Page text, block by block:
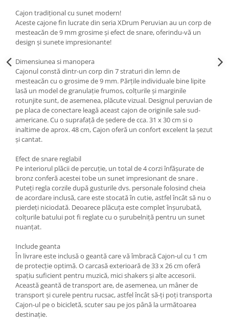
Triole / Melodica
Trompete
Trompete Bb
Trompete C
Trompete de buzunar
Trompete piccolo
Tuba
Instrumente cu coarde
Violoncel
Accesorii violoncel
Violoncel clasic
Violoncel electro-acustic
Viori
Accesorii vioara
Seturi Accesorii Vioara
Vioara Clasica
Vioara Electrica
Vioara Electro-Acustica
Mandolina
Mandolina Clasica
Accesorii mandolina
Mandolina Electro-Acustica
Cajon tradițional cu sunet modern!
Aceste cajone fin lucrate din seria XDrum Peruvian au un corp de
mesteacăn de 9 mm grosime și efect de snare, oferindu-vă un
design și sunete impresionante!
Dimensiunea si manopera
Cajonul constă dintr-un corp din 7 straturi din lemn de
mesteacăn cu o grosime de 9 mm. Părțile individuale bine lipite
lasă un model de granulație frumos, colțurile și marginile
rotunjite sunt, de asemenea, plăcute vizual. Designul peruvian de
pe placa de conectare leagă aceast cajon de originile sale sud-
americane. Cu o suprafață de ședere de cca. 31 x 30 cm si o
inaltime de aprox. 48 cm, Cajon oferă un confort excelent la șezut
și cantat.
Efect de snare reglabil
Pe interiorul plăcii de percuție, un total de 4 corzi înfășurate de
bronz conferă acestei tobe un sunet impresionant de snare .
Puteți regla corzile după gusturile dvs. personale folosind cheia
de acordare inclusă, care este stocată în cutie, astfel încât să nu o
pierdeți niciodată. Deoarece plăcuța este complet înșurubată,
colțurile batului pot fi reglate cu o șurubelniță pentru un sunet
nuanțat.
Include geanta
În livrare este inclusă o geantă care vă îmbracă Cajon-ul cu 1 cm
de protecție optimă. O carcasă exterioară de 33 x 26 cm oferă
spațiu suficient pentru muzică, mici shakers și alte accesorii.
Această geantă de transport are, de asemenea, un mâner de
transport și curele pentru rucsac, astfel încât să-ți poți transporta
Cajon-ul pe o bicicletă, scuter sau pe jos până la următoarea
destinație.